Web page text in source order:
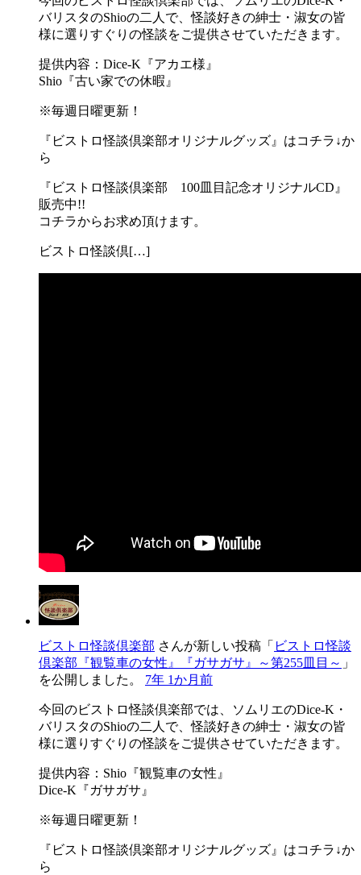
バリスタのShioの二人で、怪談好きの紳士・淑女の皆
様に選りすぐりの怪談をご提供させていただきます。
提供内容：Dice-K『アカエ様』
Shio『古い家での休暇』
※毎週日曜更新！
『ビストロ怪談倶楽部オリジナルグッズ』はコチラ↓か
ら
『ビストロ怪談倶楽部 100皿目記念オリジナルCD』
販売中!!
コチラからお求め頂けます。
ビストロ怪談倶[…]
ビストロ怪談倶楽部 さんが新しい投稿「 ビストロ怪談
倶楽部『観覧車の女性』『ガサガサ』～第255皿目～ 」
を公開しました。 7年 1か月前
今回のビストロ怪談倶楽部では、ソムリエのDice-K・
バリスタのShioの二人で、怪談好きの紳士・淑女の皆
様に選りすぐりの怪談をご提供させていただきます。
提供内容：Shio『観覧車の女性』
Dice-K『ガサガサ』
※毎週日曜更新！
『ビストロ怪談倶楽部オリジナルグッズ』はコチラ↓か
ら